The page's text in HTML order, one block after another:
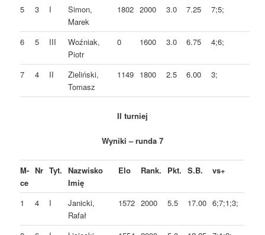
5 3 I
Simon,
Marek
1802 2000 3.0 7.25 7;5;
6 5 III
Woźniak,
Piotr
0 1600 3.0 6.75 4;6;
7 4 II
Zieliński,
Tomasz
1149 1800 2.5 6.00 3;
II turniej
Wyniki – runda 7
M-
ce
Nr Tyt. Nazwisko
Imię
Elo Rank. Pkt. S.B. vs+
1 4 I
Janicki,
Rafał
1572 2000 5.5 17.00 6;7;1;3;